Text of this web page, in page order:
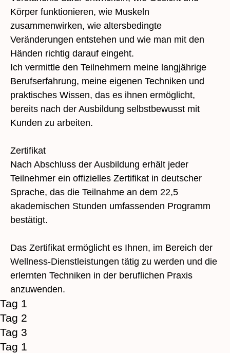
Körper funktionieren, wie Muskeln
zusammenwirken, wie altersbedingte
Veränderungen entstehen und wie man mit den
Händen richtig darauf eingeht.
Ich vermittle den Teilnehmern meine langjährige
Berufserfahrung, meine eigenen Techniken und
praktisches Wissen, das es ihnen ermöglicht,
bereits nach der Ausbildung selbstbewusst mit
Kunden zu arbeiten.
Zertifikat
Nach Abschluss der Ausbildung erhält jeder
Teilnehmer ein offizielles Zertifikat in deutscher
Sprache, das die Teilnahme an dem 22,5
akademischen Stunden umfassenden Programm
bestätigt.
Das Zertifikat ermöglicht es Ihnen, im Bereich der
Wellness-Dienstleistungen tätig zu werden und die
erlernten Techniken in der beruflichen Praxis
anzuwenden.
Tag 1
Tag 2
Tag 3
Tag 1